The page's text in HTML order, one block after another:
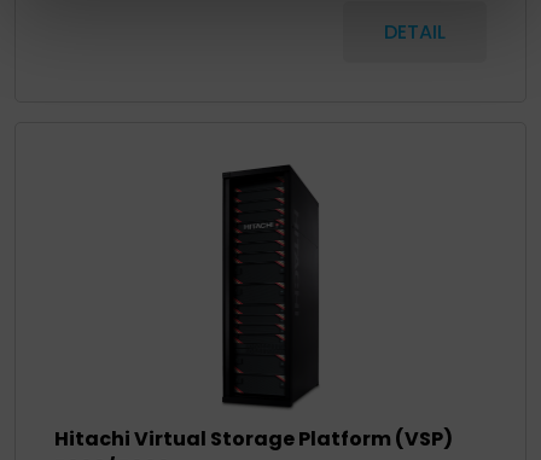
DETAIL
Hitachi Virtual Storage Platform (VSP)